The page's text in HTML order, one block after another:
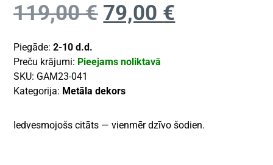
119,00€ 79,00 €
Piegāde:2-10 d.d.
Preču krājumi: Pieejams noliktavā
SKU: GAM23-041
Kategorija: Metāla dekors
Iedvesmojošs citāts — vienmēr dzīvo šodien.